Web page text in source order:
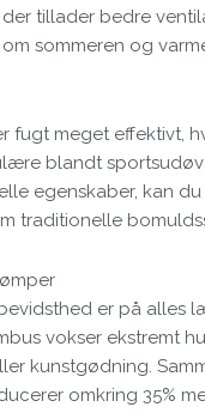
tillader bedre
sommeren og
fugt meget effektivt,
blandt
egenskaber, kan
traditionelle
er på alles
vokser ekstremt
kunstgødning.
omkring 35%